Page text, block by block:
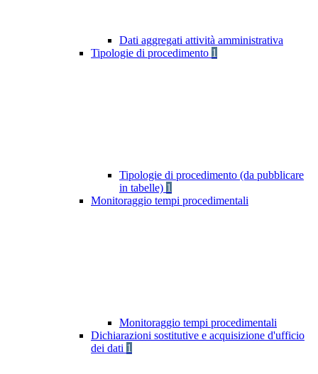
Dati aggregati attività amministrativa
Tipologie di procedimento 1
Tipologie di procedimento (da pubblicare
in tabelle) 1
Monitoraggio tempi procedimentali
Monitoraggio tempi procedimentali
Dichiarazioni sostitutive e acquisizione d'ufficio
dei dati 1